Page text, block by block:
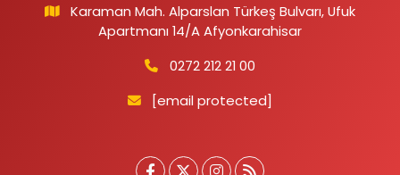
Karaman Mah. Alparslan Türkeş Bulvarı, Ufuk
Apartmanı 14/A Afyonkarahisar
0272 212 21 00
[email protected]